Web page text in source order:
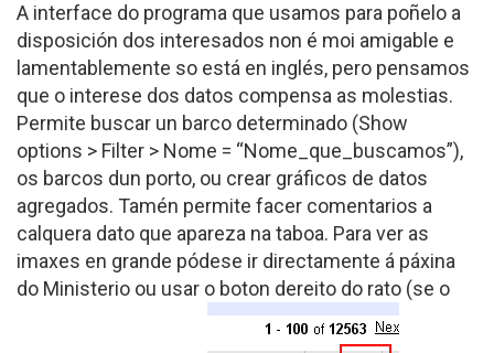
A interface do programa que usamos para poñelo a
disposición dos interesados non é moi amigable e
lamentablemente so está en inglés, pero pensamos
que o interese dos datos compensa as molestias.
Permite buscar un barco determinado (Show
options > Filter > Nome = “Nome_que_buscamos”),
os barcos dun porto, ou crear gráficos de datos
agregados. Tamén permite facer comentarios a
calquera dato que apareza na taboa. Para ver as
imaxes en grande pódese ir directamente á páxina
do Ministerio ou usar o boton dereito do rato (se o